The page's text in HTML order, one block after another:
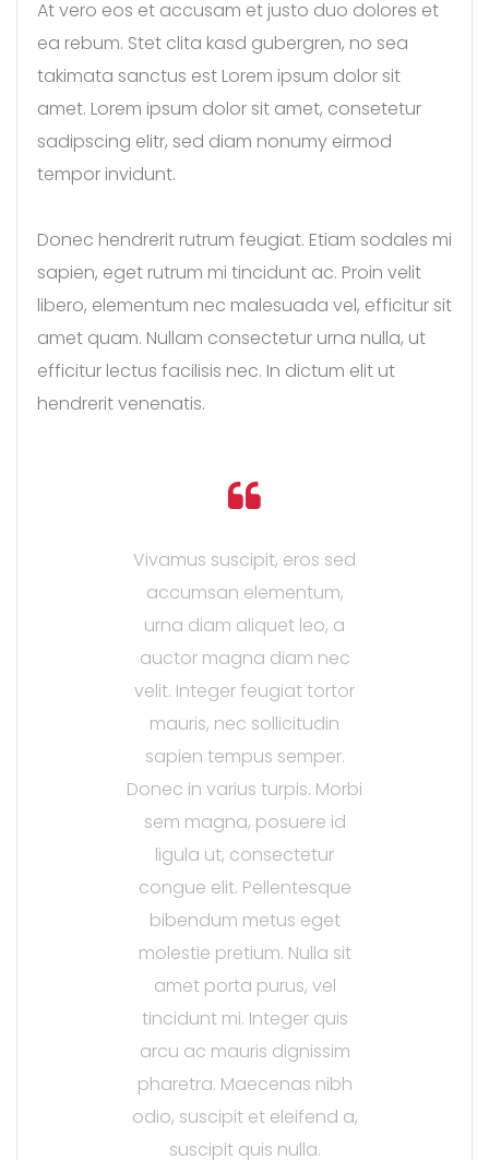
At vero eos et accusam et justo duo dolores et
ea rebum. Stet clita kasd gubergren, no sea
takimata sanctus est Lorem ipsum dolor sit
amet. Lorem ipsum dolor sit amet, consetetur
sadipscing elitr, sed diam nonumy eirmod
tempor invidunt.
Donec hendrerit rutrum feugiat. Etiam sodales mi
sapien, eget rutrum mi tincidunt ac. Proin velit
libero, elementum nec malesuada vel, efficitur sit
amet quam. Nullam consectetur urna nulla, ut
efficitur lectus facilisis nec. In dictum elit ut
hendrerit venenatis.
Vivamus suscipit, eros sed
accumsan elementum,
urna diam aliquet leo, a
auctor magna diam nec
velit. Integer feugiat tortor
mauris, nec sollicitudin
sapien tempus semper.
Donec in varius turpis. Morbi
sem magna, posuere id
ligula ut, consectetur
congue elit. Pellentesque
bibendum metus eget
molestie pretium. Nulla sit
amet porta purus, vel
tincidunt mi. Integer quis
arcu ac mauris dignissim
pharetra. Maecenas nibh
odio, suscipit et eleifend a,
suscipit quis nulla.